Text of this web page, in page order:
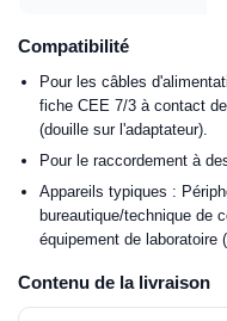
Compatibilité
Pour les câbles
fiche CEE 7/3 à contact
(douille sur l'adaptateur).
Pour le raccordement à
Appareils typiques :
bureautique/technique de
équipement de
Contenu de la livraison